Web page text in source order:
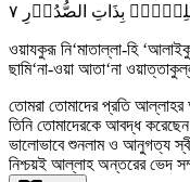
بِذَاتِ الصُّدُوۡرِ ٧
ওয়াযকুরূ নি‘মাতাল্লা-হি
ছামি‘না-ওয়া আতা‘না
তোমরা তোমাদের প্রতি
তিনি তোমাদেরকে আবদ্ধ
ভালোভাবে শুনলাম ও আনুগত্য
নিশ্চয়ই আল্লাহ অন্তরের ভেদ